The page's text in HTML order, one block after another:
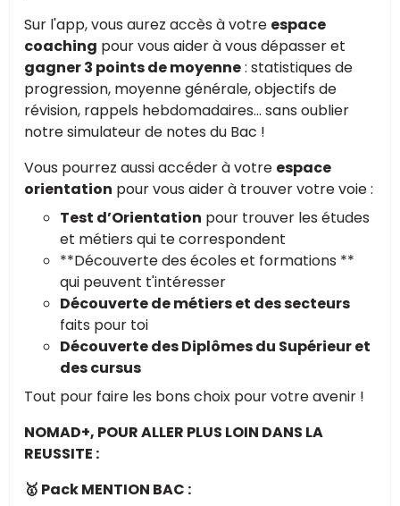
Sur l'app, vous aurez accès à votre espace
coaching pour vous aider à vous dépasser et
gagner 3 points de moyenne: statistiques de
progression, moyenne générale, objectifs de
révision, rappels hebdomadaires… sans oublier
notre simulateur de notes du Bac !
Vous pourrez aussi accéder à votre espace
orientation pour vous aider à trouver votre voie :
Test d’Orientation pour trouver les études
et métiers qui te correspondent
**Découverte des écoles et formations **
qui peuvent t'intéresser
Découverte de métiers et des secteurs
faits pour toi
Découverte des Diplômes du Supérieur et
des cursus
Tout pour faire les bons choix pour votre avenir !
NOMAD+, POUR ALLER PLUS LOIN DANS LA
REUSSITE :
🥇 Pack MENTION BAC :